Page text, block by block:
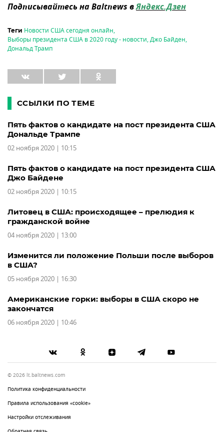
Подписывайтесь на Baltnews вЯндекс.Дзен
Теги Новости США сегодня онлайн,
Выборы президента США в 2020 году - новости,Джо Байден,
Дональд Трамп
ССЫЛКИ ПО ТЕМЕ
Пять фактов о кандидате на пост президента США
Дональде Трампе
02 ноября 2020 | 10:15
Пять фактов о кандидате на пост президента США
Джо Байдене
02 ноября 2020 | 10:15
Литовец в США: происходящее – прелюдия к
гражданской войне
04 ноября 2020 | 13:00
Изменится ли положение Польши после выборов
в США?
05 ноября 2020 | 16:30
Американские горки: выборы в США скоро не
закончатся
06 ноября 2020 | 10:46
© 2026 lt.baltnews.com
Политика конфиденциальности
Правила использования «cookie»
Настройки отслеживания